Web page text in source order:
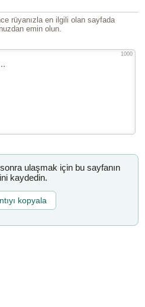
rüyanızla en ilgili olan sayfada
emin olun.
1000
ulaşmak için bu sayfanın
kaydedin.
kopyala